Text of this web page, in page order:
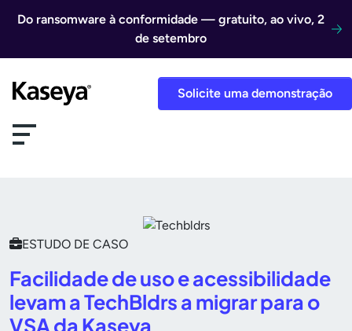
Do ransomware à conformidade — gratuito, ao vivo, 2
de setembro
Solicite uma demonstração
ESTUDO DE CASO
Facilidade de uso e acessibilidade
levam a TechBldrs a migrar para o
VSA da Kaseya